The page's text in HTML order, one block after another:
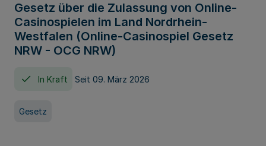
Gesetz über die Zulassung von Online-
Casinospielen im Land Nordrhein-
Westfalen (Online-Casinospiel Gesetz
NRW - OCG NRW)
In Kraft Seit 09. März 2026
Gesetz